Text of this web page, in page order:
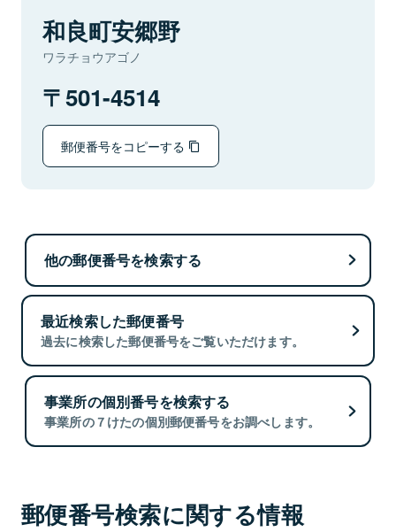
和良町安郷野
ワラチョウアゴノ
501-4514
郵便番号をコピーする
他の郵便番号を検索する
最近検索した郵便番号
過去に検索した郵便番号をご覧いただけます。
事業所の個別番号を検索する
事業所の７けたの個別郵便番号をお調べします。
郵便番号検索に関する情報